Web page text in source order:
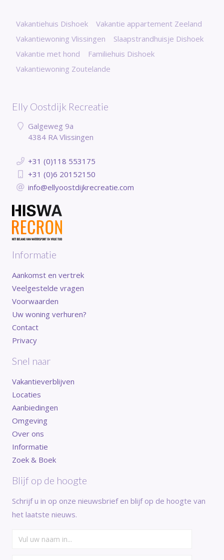
Vakantiehuis Dishoek
Vakantie appartement Zeeland
Vakantiewoning Vlissingen
Slaapstrandhuisje Dishoek
Vakantie met hond
Familiehuis Dishoek
Vakantiewoning Zoutelande
Elly Oostdijk Recreatie
Galgeweg 9a
4384 RA Vlissingen
+31 (0)118 553175
+31 (0)6 20152150
info@ellyoostdijkrecreatie.com
Informatie
Aankomst en vertrek
Veelgestelde vragen
Voorwaarden
Uw woning verhuren?
Contact
Privacy
Snel naar
Vakantieverblijven
Locaties
Aanbiedingen
Omgeving
Over ons
Informatie
Zoek & Boek
Blijf op de hoogte
Schrijf u in op onze nieuwsbrief en blijf op de hoogte van
het laatste nieuws.